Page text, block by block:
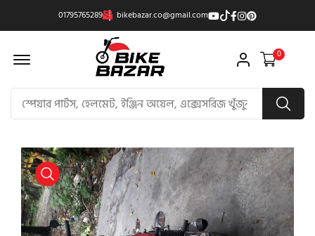
01795765289 bikebazar.co@gmail.com
Offcanvas Menu Open 0
product view